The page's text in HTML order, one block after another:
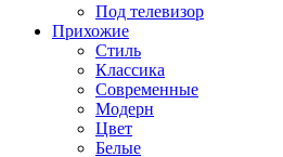
Под телевизор
Прихожие
Стиль
Классика
Современные
Модерн
Цвет
Белые